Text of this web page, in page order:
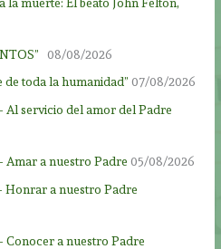
08/08/2026
de toda la humanidad” 07/08/2026
Al servicio del amor del Padre
Amar a nuestro Padre 05/08/2026
Honrar a nuestro Padre
Conocer a nuestro Padre